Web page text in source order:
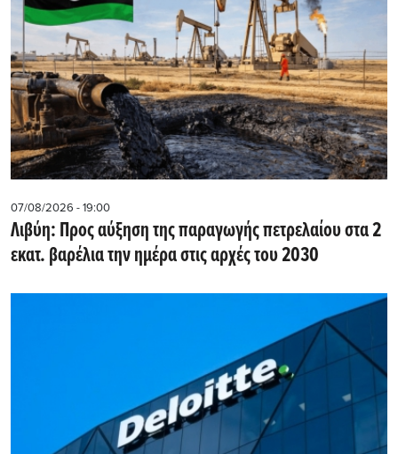
07/08/2026 - 19:00
Λιβύη: Προς αύξηση της παραγωγής πετρελαίου στα 2
εκατ. βαρέλια την ημέρα στις αρχές του 2030